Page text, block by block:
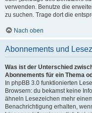
verwenden. Benutze die
zu suchen. Trage dort die
Nach oben
Abonnements und
Was ist der Unterschied
Abonnements für ein Thema
In phpBB 3.0 funktionierten
Browsern: du bekamst keine
ähneln Lesezeichen mehr
Benachrichtigung erhalten,